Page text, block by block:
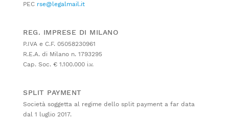
PEC rse@legalmail.it
REG. IMPRESE DI MILANO
P.IVA e C.F. 05058230961
R.E.A. di Milano n. 1793295
Cap. Soc. € 1.100.000 i.v.
SPLIT PAYMENT
Società soggetta al regime dello split payment a far data
dal 1 luglio 2017.